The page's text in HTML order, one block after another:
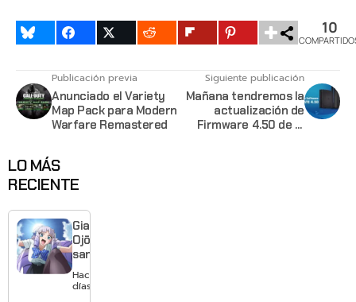
10
Publicación previa
Anunciado el Variety
Map Pack para Modern
Warfare Remastered
Siguiente publicación
Mañana tendremos la
actualización de
Firmware 4.50 de la
LO MÁS
RECIENTE
Giant
Ojō-
sama
revela
visual y
Hace 2
días